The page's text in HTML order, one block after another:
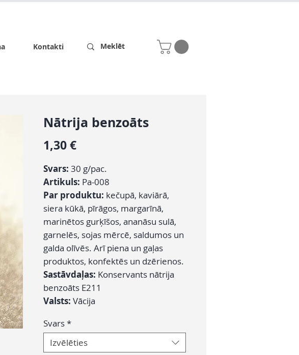
Kontakti
Nātrija benzoāts
1,30 €Cena
Svars: 30 g/pac.
Artikuls: Pa-008
Par produktu: kečupā, kaviārā,
siera kūkā, pīrāgos, margarīnā,
marinētos gurķīšos, ananāsu sulā,
garnelēs, sojas mērcē, saldumos un
galda olīvēs. Arī piena un gaļas
produktos, konfektēs un dzērienos.
Sastāvdaļas: Konservants nātrija
benzoāts E211
Valsts: Vācija
Svars*
Izvēlēties